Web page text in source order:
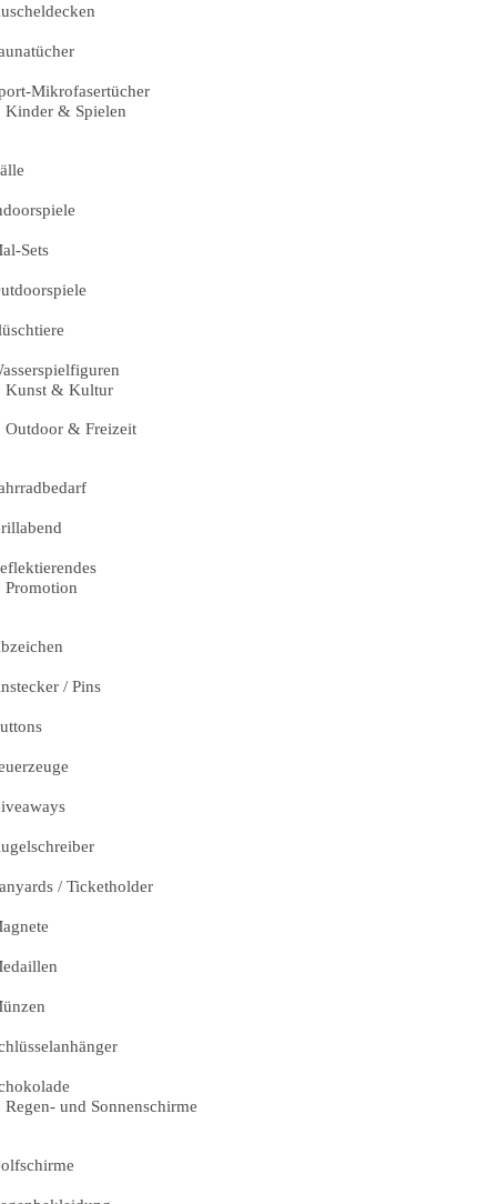
Mikrofasertücher
Kinder & Spielen
Sets
Kunst & Kultur
Outdoor & Freizeit
Promotion
/ Pins
/ Ticketholder
Regen- und Sonnenschirme